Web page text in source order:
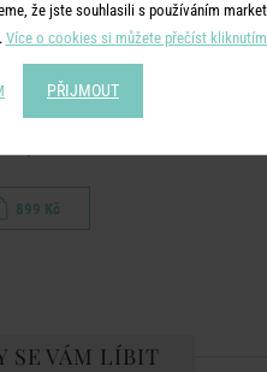
150 x 200 cm -
899 Kč
SE VÁM LÍBIT
že jste souhlasili s používáním
Více o cookies si můžete přečíst
PŘIJMOUT